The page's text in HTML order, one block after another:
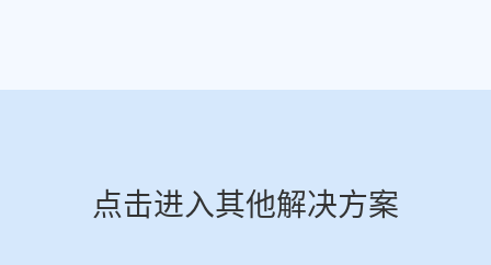
点击进入其他解决方案